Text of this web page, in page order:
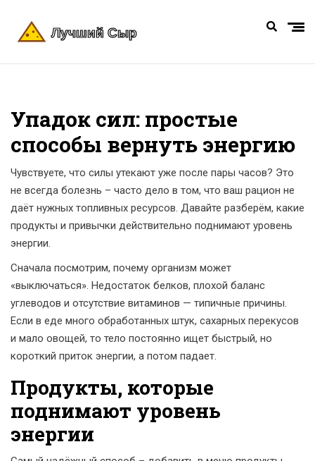
Упадок сил: простые
способы вернуть энергию
Чувствуете, что силы утекают уже после пары часов? Это
не всегда болезнь – часто дело в том, что ваш рацион не
даёт нужных топливных ресурсов. Давайте разберём, какие
продукты и привычки действительно поднимают уровень
энергии.
Сначала посмотрим, почему организм может
«выключаться». Недостаток белков, плохой баланс
углеводов и отсутствие витаминов — типичные причины.
Если в еде много обработанных штук, сахарных перекусов
и мало овощей, то тело постоянно ищет быстрый, но
короткий приток энергии, а потом падает.
Продукты, которые
поднимают уровень
энергии